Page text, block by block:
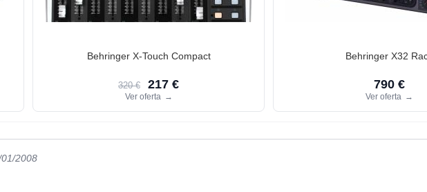
Behringer X-Touch Compact
320 € 217 €
Ver oferta →
Behringer X32
790 €
Ver oferta →
2008